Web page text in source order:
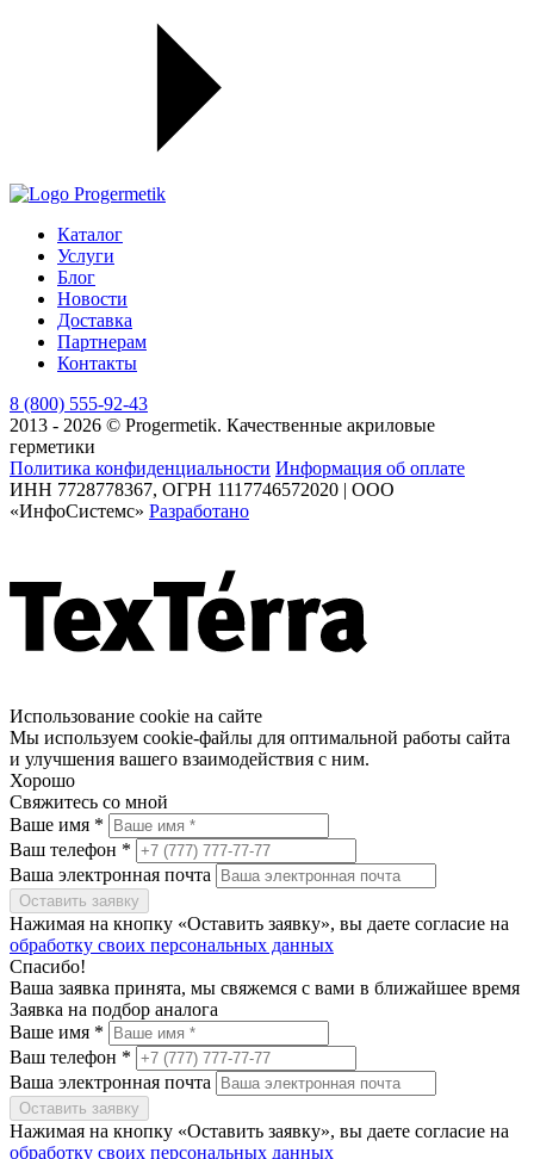
Каталог
Услуги
Блог
Новости
Доставка
Партнерам
Контакты
8 (800) 555-92-43
2013 - 2026 © Progermetik. Качественные акриловые
герметики
Политика конфиденциальности Информация об оплате
ИНН 7728778367, ОГРН 1117746572020 | ООО
«ИнфоСистемс» Разработано
Использование cookie на сайте
Мы используем cookie-файлы для оптимальной работы сайта
и улучшения вашего взаимодействия с ним.
Хорошо
Свяжитесь со мной
Ваше имя *
Ваш телефон *
Ваша электронная почта
Оставить заявку
Нажимая на кнопку «Оставить заявку», вы даете согласие на
обработку своих персональных данных
Спасибо!
Ваша заявка принята, мы свяжемся с вами в ближайшее время
Заявка на подбор аналога
Ваше имя *
Ваш телефон *
Ваша электронная почта
Оставить заявку
Нажимая на кнопку «Оставить заявку», вы даете согласие на
обработку своих персональных данных